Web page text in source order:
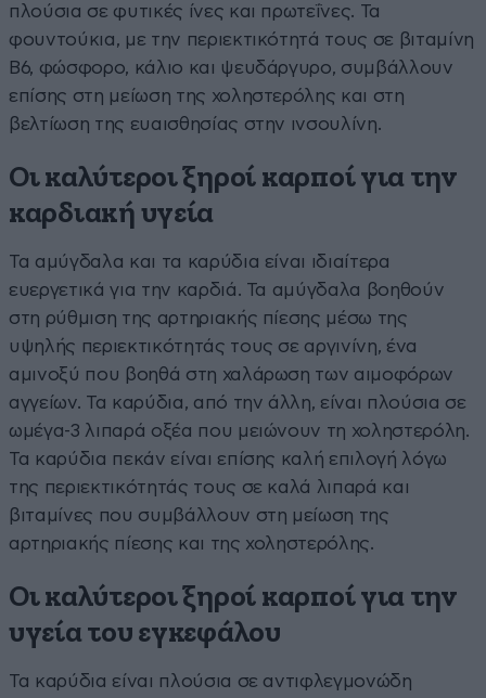
πλούσια σε φυτικές ίνες και πρωτεΐνες. Τα
φουντούκια, με την περιεκτικότητά τους σε βιταμίνη
Β6, φώσφορο, κάλιο και ψευδάργυρο, συμβάλλουν
επίσης στη μείωση της χοληστερόλης και στη
βελτίωση της ευαισθησίας στην ινσουλίνη.
Οι καλύτεροι ξηροί καρποί για την
καρδιακή υγεία
Τα αμύγδαλα και τα καρύδια είναι ιδιαίτερα
ευεργετικά για την καρδιά. Τα αμύγδαλα βοηθούν
στη ρύθμιση της αρτηριακής πίεσης μέσω της
υψηλής περιεκτικότητάς τους σε αργινίνη, ένα
αμινοξύ που βοηθά στη χαλάρωση των αιμοφόρων
αγγείων. Τα καρύδια, από την άλλη, είναι πλούσια σε
ωμέγα-3 λιπαρά οξέα που μειώνουν τη χοληστερόλη.
Τα καρύδια πεκάν είναι επίσης καλή επιλογή λόγω
της περιεκτικότητάς τους σε καλά λιπαρά και
βιταμίνες που συμβάλλουν στη μείωση της
αρτηριακής πίεσης και της χοληστερόλης.
Οι καλύτεροι ξηροί καρποί για την
υγεία του εγκεφάλου
Τα καρύδια είναι πλούσια σε αντιφλεγμονώδη